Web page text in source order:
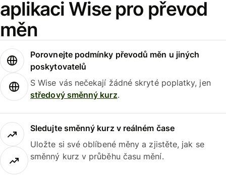
aplikaci Wise pro převod
měn
Porovnejte podmínky převodů měn u jiných
poskytovatelů
S Wise vás nečekají žádné skryté poplatky, jen
středový směnný kurz.
Sledujte směnný kurz v reálném čase
Uložte si své oblíbené měny a zjistěte, jak se
směnný kurz v průběhu času mění.